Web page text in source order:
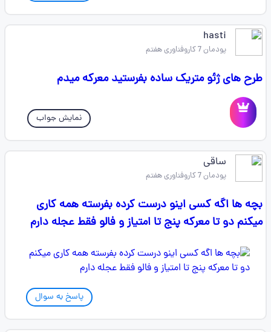
hasti
پودمان 7 کاروفناوری هفتم
طرح های ژئو متریک ساده بفرستید معرکه میدم
نمایش جواب
ساقی
پودمان 7 کاروفناوری هفتم
بچه ها اگه کسی اینو درست کرده بفرسته همه کاری
میکنم دو تا معرکه پنج تا امتیاز و فالو فقط عجله دارم
پاسخ به سوال